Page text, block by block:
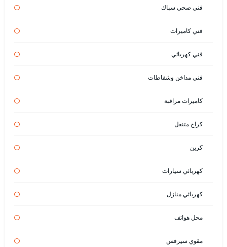
فني صحي سباك
فني كاميرات
فني كهربائي
فني مداخن وشفاطات
كاميرات مراقبة
كراج متنقل
كرين
كهربائي سيارات
كهربائي منازل
محل هواتف
مقوي سيرفس